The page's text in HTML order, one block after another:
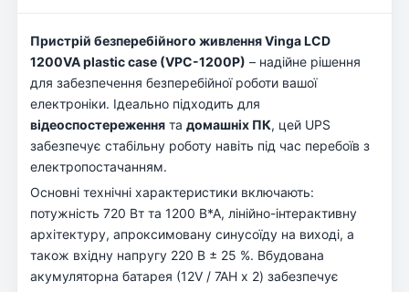
Пристрій безперебійного живлення Vinga LCD
1200VA plastic case (VPC-1200P) – надійне рішення
для забезпечення безперебійної роботи вашої
електроніки. Ідеально підходить для
відеоспостереження та домашніх ПК, цей UPS
забезпечує стабільну роботу навіть під час перебоїв з
електропостачанням.
Основні технічні характеристики включають:
потужність 720 Вт та 1200 В*А, лінійно-інтерактивну
архітектуру, апроксимовану синусоїду на виході, а
також вхідну напругу 220 В ± 25 %. Вбудована
акумуляторна батарея (12V / 7AH x 2) забезпечує